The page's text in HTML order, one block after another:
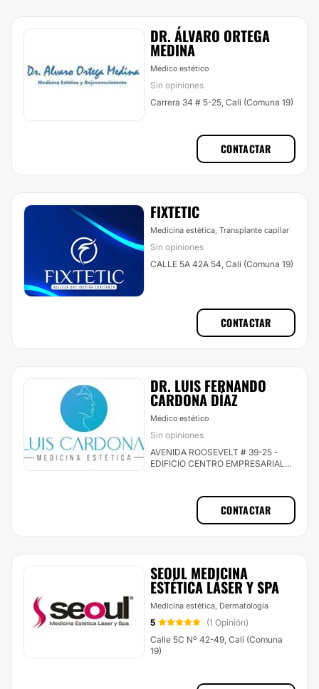
DR. ÁLVARO ORTEGA
MEDINA
Médico estético
Sin opiniones
Carrera 34 # 5-25, Cali (Comuna 19)
CONTACTAR
FIXTETIC
Medicina estética, Transplante capilar
Sin opiniones
CALLE 5A 42A 54, Cali (Comuna 19)
CONTACTAR
DR. LUIS FERNANDO
CARDONA DÍAZ
Médico estético
Sin opiniones
AVENIDA ROOSEVELT # 39-25 -
EDIFICIO CENTRO EMPRESARIAL
CONTACTAR
SEOUL MEDICINA
ESTÉTICA LÁSER Y SPA
Medicina estética, Dermatología
5
(1 Opinión)
Calle 5C Nº 42-49, Cali (Comuna
19)